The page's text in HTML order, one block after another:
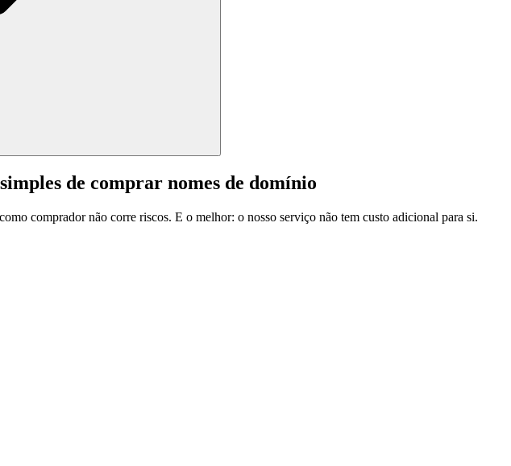
de comprar nomes de domínio
comprador não corre riscos. E o melhor: o nosso serviço não tem custo adicional para si.